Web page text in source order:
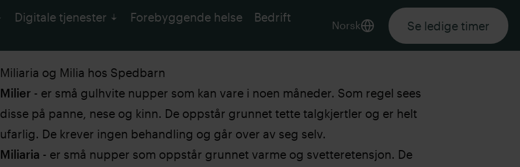
Digitale tjenester Forebyggende helse
Bedrift
Norsk Se ledige timer
Miliaria og Milia hos Spedbarn
Milier - er små gulhvite nupper som kan vare i noen måneder. Som regel sees
disse på panne, nese og kinn. De oppstår grunnet tette talgkjertler og er helt
ufarlig. De krever ingen behandling og går over av seg selv.
Miliaria - er små nupper som oppstår grunnet varme og svetteretensjon. De